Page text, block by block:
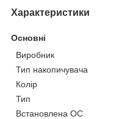
Характеристики
Основні
Виробник
Тип накопичувача
Колір
Тип
Встановлена ОС